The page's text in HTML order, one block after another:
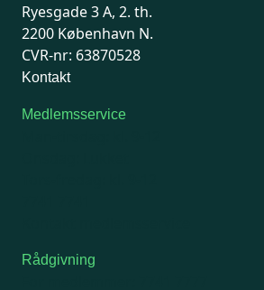
Ryesgade 3 A, 2. th.
2200 København N.
CVR-nr: 63870528
Kontakt
Medlemsservice
Rådgivning